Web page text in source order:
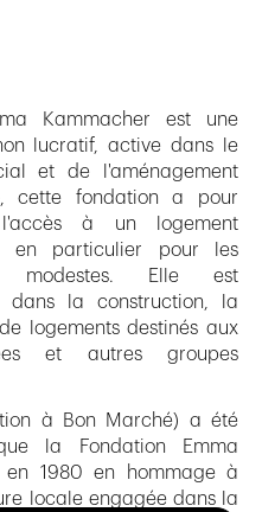
Kammacher est une
lucratif, active dans le
et de l'aménagement
cette fondation a pour
à un logement
en particulier pour les
modestes. Elle est
dans la construction, la
logements destinés aux
et autres groupes
à Bon Marché) a été
la Fondation Emma
1980 en hommage à
locale engagée dans la